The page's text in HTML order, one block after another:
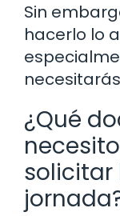
Sin
hacerlo lo
¿Qué
solicitar